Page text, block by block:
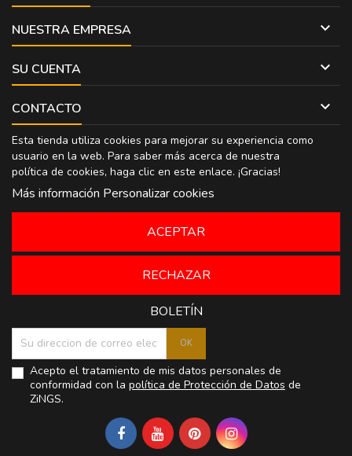
NUESTRA EMPRESA 
SU CUENTA 
CONTACTO 
Esta tienda utiliza cookies para mejorar su experiencia como
usuario en la web. Para saber más acerca de nuestra
política de cookies, haga clic en este enlace. ¡Gracias!
Más información Personalizar cookies
RECHAZAR
ACEPTAR
BOLETÍN
Acepto el tratamiento de mis datos personales de
conformidad con la política de Protección de Datos de
ZiNGS.